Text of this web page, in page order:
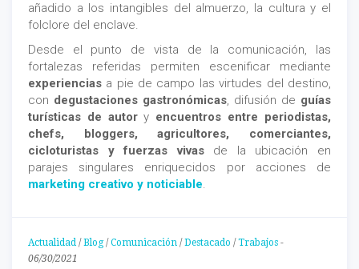
añadido a los intangibles del almuerzo, la cultura y el
folclore del enclave.
Desde el punto de vista de la comunicación, las
fortalezas referidas permiten escenificar mediante
experiencias a pie de campo las virtudes del destino,
con degustaciones gastronómicas, difusión de guías
turísticas de autory encuentros entre periodistas,
chefs, bloggers, agricultores, comerciantes,
cicloturistas y fuerzas vivasde la ubicación en
parajes singulares enriquecidos por acciones de
marketing creativo y noticiable.
Actualidad / Blog/ Comunicación / Destacado / Trabajos -
06/30/2021